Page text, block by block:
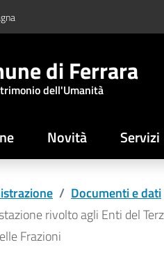
di Ferrara
dell'Umanità
Novità Servizi
/ Documenti e dati
rivolto agli Enti del
Frazioni